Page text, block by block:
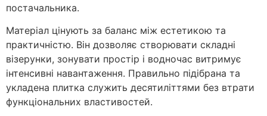
постачальника.
Матеріал цінують за баланс між естетикою та
практичністю. Він дозволяє створювати складні
візерунки, зонувати простір і водночас витримує
інтенсивні навантаження. Правильно підібрана та
укладена плитка служить десятиліттями без втрати
функціональних властивостей.